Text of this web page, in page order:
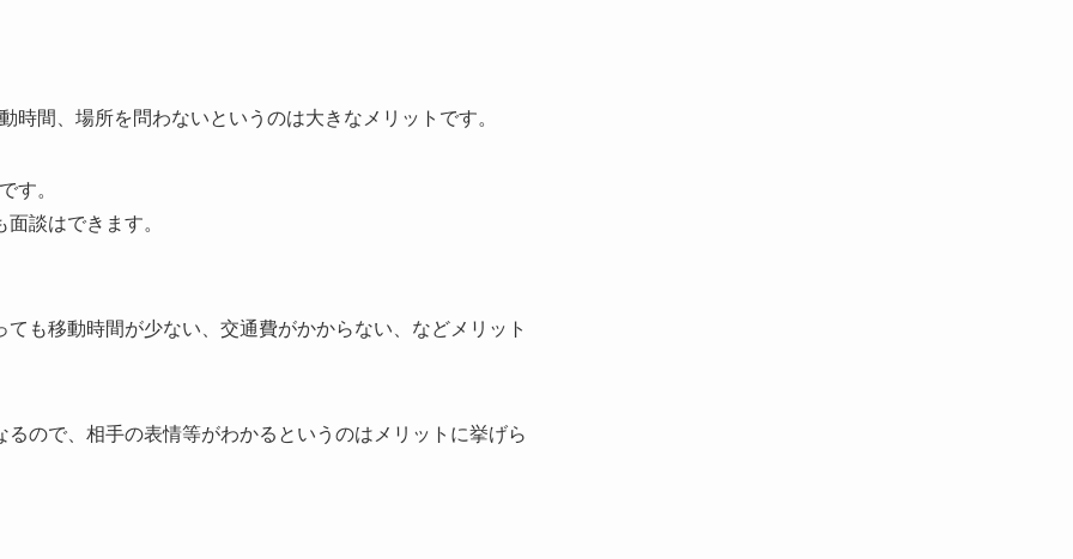
間、場所を問わないというのは大きなメリットです。
す。
談はできます。
も移動時間が少ない、交通費がかからない、などメリット
ので、相手の表情等がわかるというのはメリットに挙げら